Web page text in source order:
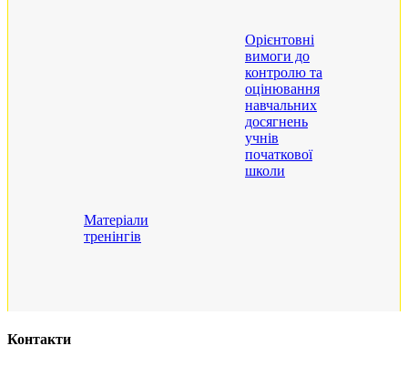
Орієнтовні
вимоги до
контролю та
оцінювання
навчальних
досягнень
учнів
початкової
школи
Матеріали
тренінгів
Контакти